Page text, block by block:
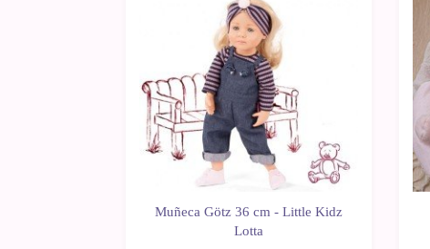
Muñeca Götz 36 cm - Little Kidz
Lotta